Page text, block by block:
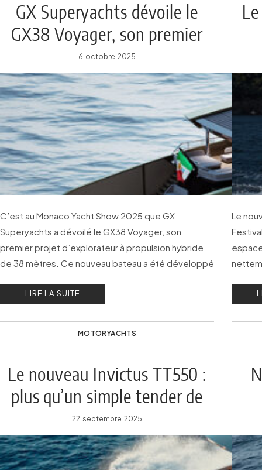
GX Superyachts dévoile le
GX38 Voyager, son premier
projet d’explorateur
6 octobre 2025
C’est au Monaco Yacht Show 2025 que GX
Superyachts a dévoilé le GX38 Voyager, son
premier projet d’explorateur à propulsion hybride
de 38 mètres. Ce nouveau bateau a été développé
propriétaire.
LIRE LA SUITE
MOTORYACHTS
Le
Le nouveau Invictus TT550 :
plus qu’un simple tender de
luxe
22 septembre 2025